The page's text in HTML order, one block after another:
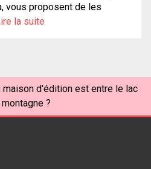
vous proposent de les
la suite
maison d'édition est entre le lac
?